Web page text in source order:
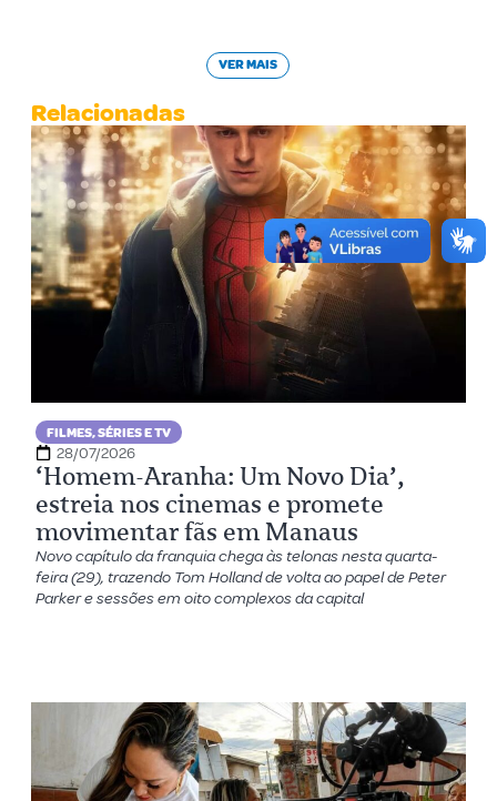
VER MAIS
Relacionadas
FILMES, SÉRIES E TV
28/07/2026
‘Homem-Aranha: Um Novo Dia’,
estreia nos cinemas e promete
movimentar fãs em Manaus
Novo capítulo da franquia chega às telonas nesta quarta-
feira (29), trazendo Tom Holland de volta ao papel de Peter
Parker e sessões em oito complexos da capital